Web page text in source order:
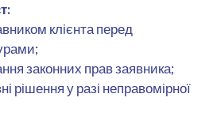
клієнта перед
законних прав заявника;
рішення у разі неправомірної